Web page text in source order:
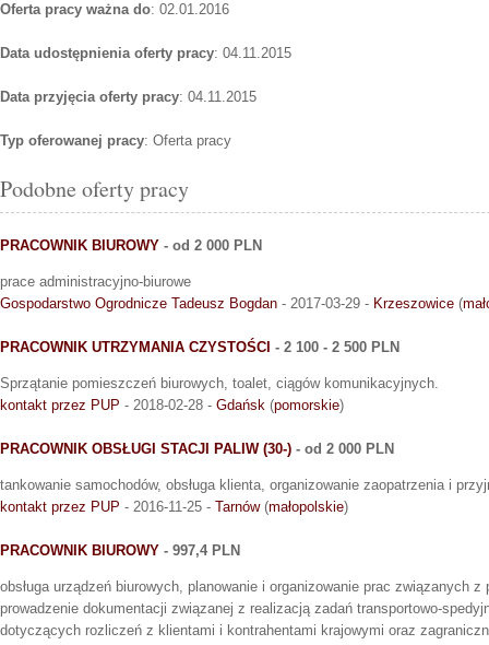
Oferta pracy ważna do: 02.01.2016
Data udostępnienia oferty pracy: 04.11.2015
Data przyjęcia oferty pracy: 04.11.2015
Typ oferowanej pracy: Oferta pracy
Podobne oferty pracy
PRACOWNIK BIUROWY - od 2 000 PLN
prace administracyjno-biurowe
Gospodarstwo Ogrodnicze Tadeusz Bogdan - 2017-03-29 - Krzeszowice (
PRACOWNIK UTRZYMANIA CZYSTOŚCI - 2 100 - 2 500 PLN
Sprzątanie pomieszczeń biurowych, toalet, ciągów komunikacyjnych.
kontakt przez PUP - 2018-02-28 - Gdańsk (pomorskie)
PRACOWNIK OBSŁUGI STACJI PALIW (30-) - od 2 000 PLN
tankowanie samochodów, obsługa klienta, organizowanie zaopatrzenia i
kontakt przez PUP - 2016-11-25 - Tarnów(małopolskie)
PRACOWNIK BIUROWY - 997,4 PLN
obsługa urządzeń biurowych, planowanie i organizowanie prac związanych z
prowadzenie dokumentacji związanej z realizacją zadań transportowo-
dotyczących rozliczeń z klientami i kontrahentami krajowymi oraz